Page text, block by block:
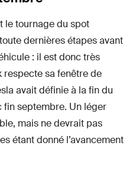
le tournage du spot
dernières étapes avant
: il est donc très
sa fenêtre de
avait définie à la fin du
septembre. Un léger
mais ne devrait pas
étant donné l’avancement